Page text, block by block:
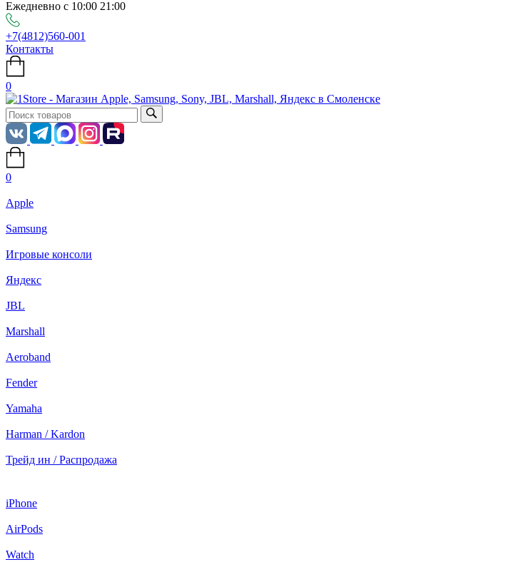
Ежедневно с 10:00 21:00
+7(4812)560-001
Контакты
0
0
Apple
Samsung
Игровые консоли
Яндекс
JBL
Marshall
Aeroband
Fender
Yamaha
Harman / Kardon
Трейд ин / Распродажа
iPhone
AirPods
Watch